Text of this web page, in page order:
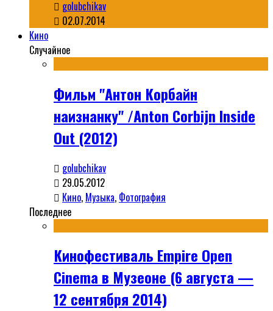
golubchikav
02.07.2014
Кино
Случайное
Фильм "Антон Корбайн
наизнанку" /Anton Corbijn Inside
Out (2012)
golubchikav
29.05.2012
Кино, Музыка, Фотография
Последнее
Кинофестиваль Empire Open
Cinema в Музеоне (6 августа —
12 сентября 2014)